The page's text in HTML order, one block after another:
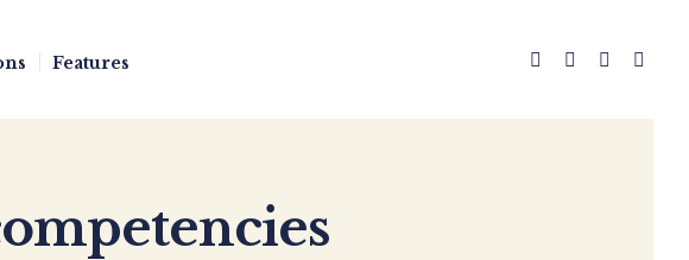
Features